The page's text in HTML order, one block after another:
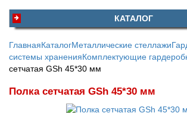
КАТАЛОГ
ГлавнаяКаталогМеталлические стеллажи
системы храненияКомплектующие
сетчатая GSh 45*30 мм
Полка сетчатая GSh 45*30 мм